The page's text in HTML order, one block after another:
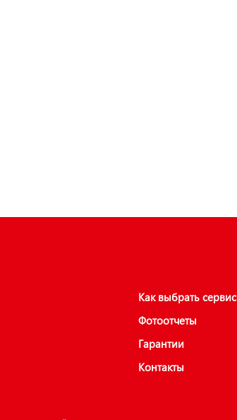
Как выбрать сервис
Фотоотчеты
Гарантии
Контакты